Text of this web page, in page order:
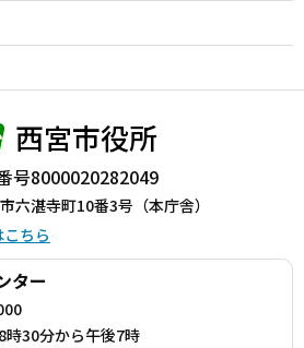
西宮市役所
号8000020282049
湛寺町10番3号（本庁舎）
ちら
ター
30分から午後7時